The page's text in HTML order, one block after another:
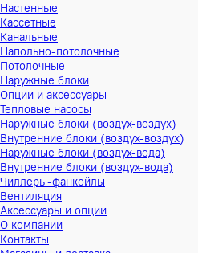
VRF-ARV системы
Настенные
Кассетные
Канальные
Напольно-потолочные
Потолочные
Наружные блоки
Опции и аксессуары
Тепловые насосы
Наружные блоки (воздух-воздух)
Внутренние блоки (воздух-воздух)
Наружные блоки (воздух-вода)
Внутренние блоки (воздух-вода)
Чиллеры-фанкойлы
Вентиляция